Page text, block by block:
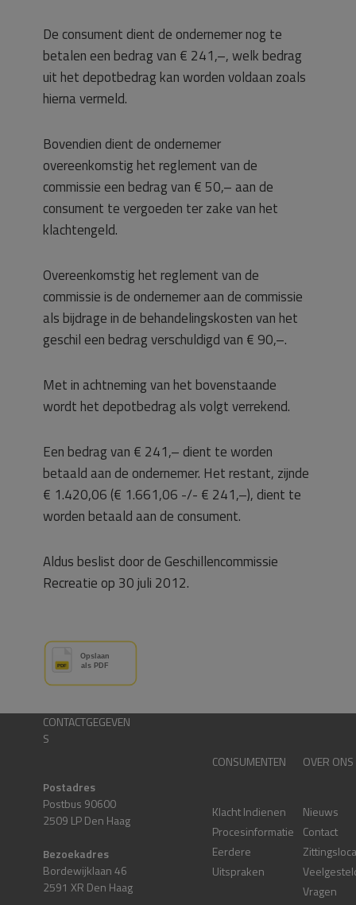
De consument dient de ondernemer nog te
betalen een bedrag van € 241,–, welk bedrag
uit het depotbedrag kan worden voldaan zoals
hierna vermeld.
Bovendien dient de ondernemer
overeenkomstig het reglement van de
commissie een bedrag van € 50,– aan de
consument te vergoeden ter zake van het
klachtengeld.
Overeenkomstig het reglement van de
commissie is de ondernemer aan de commissie
als bijdrage in de behandelingskosten van het
geschil een bedrag verschuldigd van € 90,–.
Met in achtneming van het bovenstaande
wordt het depotbedrag als volgt verrekend.
Een bedrag van € 241,– dient te worden
betaald aan de ondernemer. Het restant, zijnde
€ 1.420,06 (€ 1.661,06 -/- € 241,–), dient te
worden betaald aan de consument.
Aldus beslist door de Geschillencommissie
Recreatie op 30 juli 2012.
CONTACTGEGEVEN
S
Postadres
Postbus 90600
2509 LP Den Haag
Bezoekadres
Bordewijklaan 46
2591 XR Den Haag
CONSUMENTEN
Klacht Indienen
Procesinformatie
Eerdere
Uitspraken
OVER ONS
Nieuws
Contact
Vragen